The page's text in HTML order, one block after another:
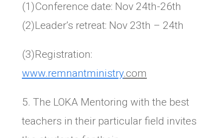
(1)Conference date: Nov 24th-26th
(2)Leader’s retreat: Nov 23th – 24th
(3)Registration:
www.remnantministry.com
5. The LOKA Mentoring with the best
teachers in their particular field invites